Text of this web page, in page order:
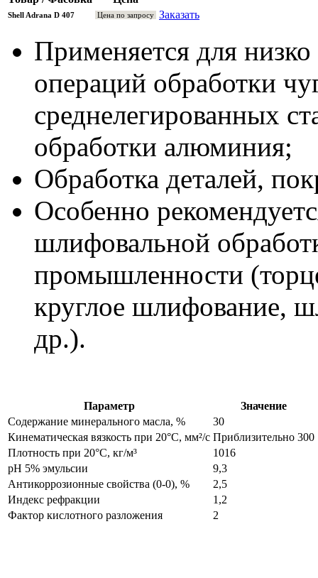
Shell Adrana D 407 Цена по запросу Заказать
Применяется для
операций обработки
среднелегированных
обработки алюминия;
Обработка деталей,
Особенно
шлифовальной
промышленности
круглое шлифование,
др.).
Параметр
Значение
Содержание минерального масла, %
30
Кинематическая вязкость при 20°С, мм²/с Приблизительно 300
Плотность при 20°C, кг/м³
1016
рН 5% эмульсии
9,3
Антикоррозионные свойства (0-0), %
2,5
Индекс рефракции
1,2
Фактор кислотного разложения
2